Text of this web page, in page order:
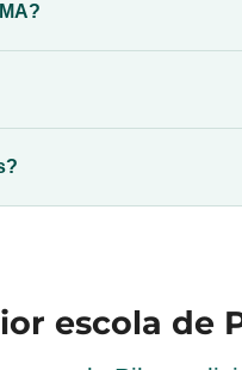
escola de